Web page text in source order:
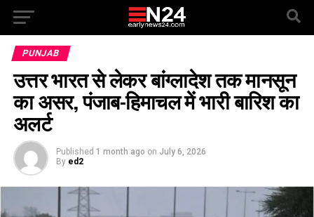
PUNJAB
उत्तर भारत से लेकर बांग्लादेश तक मानसून
का असर, पंजाब-हिमाचल में भारी बारिश का
अलर्ट
Published 1 month ago on July 6, 2026
By ed2